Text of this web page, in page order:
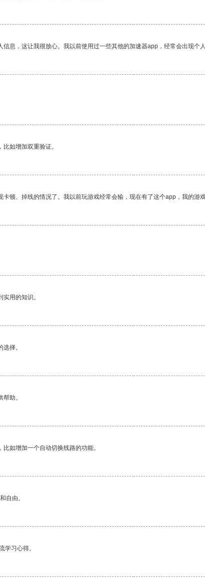
息，这让我很放心。我以前使用过一些其他的加速器app，经常会出现个
如增加双重验证。
顿、掉线的情况了。我以前玩游戏经常会输，现在有了这个app，我的游戏
用的知识。
择。
助。
如增加一个自动切换线路的功能。
自由。
学习心得。